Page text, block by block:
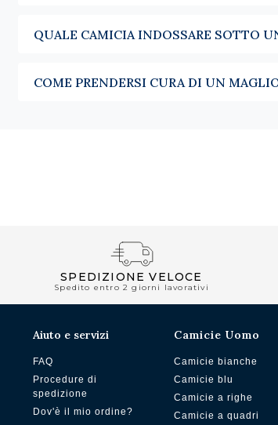
QUALE CAMICIA INDOSSARE SOTTO
COME PRENDERSI CURA DI UN
SPEDIZIONE VELOCE
Spedito entro 2 giorni lavorativi
Aiuto e servizi
FAQ
Procedure di
spedizione
Dov'è il mio ordine?
Camicie Uomo
Camicie bianche
Camicie blu
Camicie a righe
Camicie a quadri